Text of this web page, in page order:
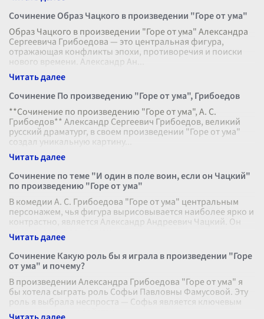
Сочинение Образ Чацкого в произведении "Горе от ума"
Образ Чацкого в произведении "Горе от ума" Александра
Сергеевича Грибоедова — это центральная фигура,
отражающая конфликты эпохи, противоречия и поиски
нового времени. Александр Ан
Сочинение По произведению "Горе от ума", Грибоедов
**Сочинение по произведению "Горе от ума", А. С.
Грибоедов** Александр Сергеевич Грибоедов, великий
русский драматург, в своем произведении "Горе от ума"
создал уникальную картину...
Сочинение по теме "И один в поле воин, если он Чацкий"
по произведению "Горе от ума"
В комедии А. С. Грибоедова "Горе от ума" центральным
персонажем, чья фигура вырисовывается наиболее ярко и
контрастно, является Александр Андреевич Чацкий. Он
выступает воплощением
Сочинение Какую роль бы я играла в произведении "Горе
от ума" и почему?
В произведении Александра Грибоедова "Горе от ума" я
бы хотела сыграть роль Софьи Павловны Фамусовой. Эту
роль я выбрала неспроста — Софья является ключевым
персонажем, чьи действи